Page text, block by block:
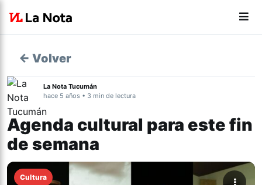
← Volver
La Nota Tucumán
hace 5 años • 3 min de lectura
Agenda cultural para este fin
de semana
Cultura